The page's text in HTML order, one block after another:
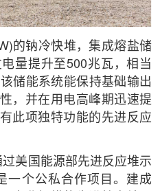
的钠冷快堆，集成熔盐储
量提升至500兆瓦，相当
储能系统能保持基础输出
，并在用电高峰期迅速提
此项独特功能的先进反应
美国能源部先进反应堆示
一个公私合作项目。建成